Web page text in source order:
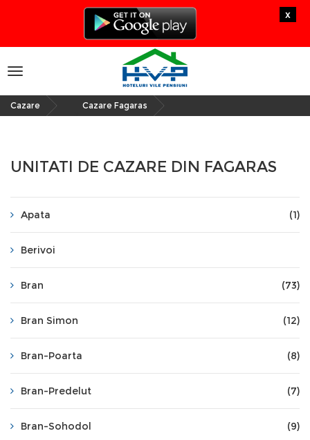
x
Toggle
navigation
Cazare Cazare Fagaras
UNITATI DE CAZARE DIN FAGARAS
Apata (1)
Berivoi
Bran (73)
Bran Simon (12)
Bran-Poarta (8)
Bran-Predelut (7)
Bran-Sohodol (9)